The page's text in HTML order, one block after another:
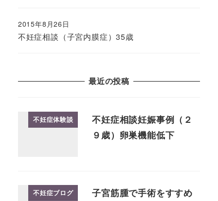
不妊症相談（子宮内膜症）35歳
2015年8月26日
最近の投稿
不妊症体験談
不妊症相談妊娠事例（２
９歳）卵巣機能低下
不妊症ブログ
子宮筋腫で手術をすすめ